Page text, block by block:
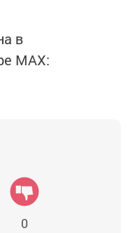
в
MАХ:
0